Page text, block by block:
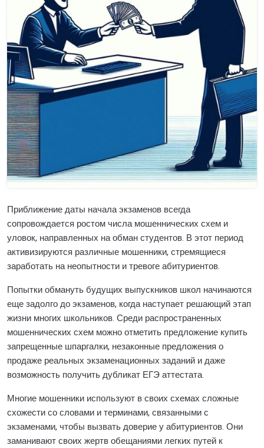
Приближение даты начала экзаменов всегда
сопровождается ростом числа мошеннических схем и
уловок, направленных на обман студентов. В этот период
активизируются различные мошенники, стремящиеся
заработать на неопытности и тревоге абитуриентов.
Попытки обмануть будущих выпускников школ начинаются
еще задолго до экзаменов, когда наступает решающий этап
жизни многих школьников. Среди распространенных
мошеннических схем можно отметить предложение купить
запрещенные шпаргалки, незаконные предложения о
продаже реальных экзаменационных заданий и даже
возможность получить дубликат ЕГЭ аттестата.
Многие мошенники используют в своих схемах сложные
схожести со словами и терминами, связанными с
экзаменами, чтобы вызвать доверие у абитуриентов. Они
заманивают своих жертв обещаниями легких путей к